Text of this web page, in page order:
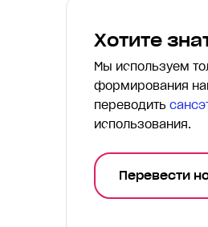
Хотите
Мы используем
формирования
переводить
использования.
Перевести